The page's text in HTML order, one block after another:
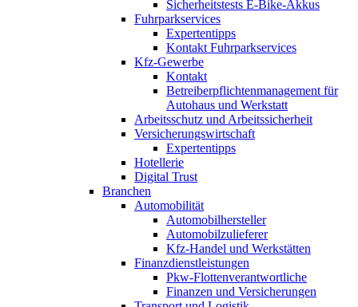
Sicherheitstests E-Bike-Akkus
Fuhrparkservices
Expertentipps
Kontakt Fuhrparkservices
Kfz-Gewerbe
Kontakt
Betreiberpflichtenmanagement für
Autohaus und Werkstatt
Arbeitsschutz und Arbeitssicherheit
Versicherungswirtschaft
Expertentipps
Hotellerie
Digital Trust
Branchen
Automobilität
Automobilhersteller
Automobilzulieferer
Kfz-Handel und Werkstätten
Finanzdienstleistungen
Pkw‑Flottenverantwortliche
Finanzen und Versicherungen